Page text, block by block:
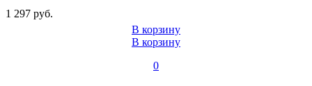
1 297 руб.
В корзину
В корзину
0